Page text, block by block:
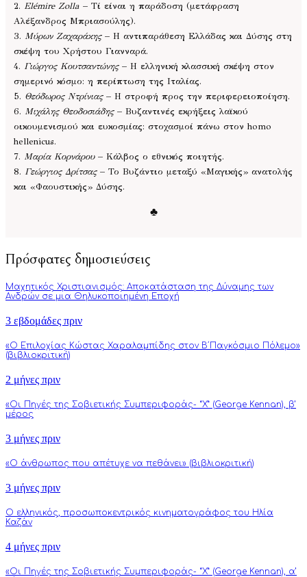
2. Elémire Zolla – Τί είναι η παράδοση (μετάφραση
Αλέξανδρος Μπριασούλης).
3. Μύρων Ζαχαράκης– Η αντιπαράθεση Ελλάδας και Δύσης στη
σκέψη του Χρήστου Γιανναρά.
4. Γιώργος Κουτσαντώνης– Η ελληνική κλασσική σκέψη στον
σημερινό κόσμο: η περίπτωση της Ιταλίας.
5. Θεόδωρος Ντρίνιας– Η στροφή προς την περιφερειοποίηση.
6. Μιχάλης Θεοδοσιάδης– Βυζαντινές εκρήξεις λαϊκού
οικουμενισμού και ευκοσμίας: στοχασμοί πάνω στον homo
hellenicus.
7. Μαρία Κορνάρου– Κάλβος ο εθνικός ποιητής.
8. Γεώργιος Δρίτσας– Το Βυζάντιο μεταξύ «Μαγικής» ανατολής
και «Φαουστικής» Δύσης.
♣
Πρόσφατες δημοσιεύσεις
Μαχητικός Χριστιανισμός: Αποκατάσταση της Δύναμης των
Ανδρών σε μια Θηλυκοποιημένη Εποχή
3 εβδομάδες πριν
«Ο Επιλοχίας Κώστας Χαραλαμπίδης στον Β΄Παγκόσμιο Πόλεμο»
(βιβλιοκριτική)
2 μήνες πριν
«Οι Πηγές της Σοβιετικής Συμπεριφοράς- “Χ” (George Kennan), β’
μέρος
3 μήνες πριν
«Ο άνθρωπος που απέτυχε να πεθάνει» (βιβλιοκριτική)
3 μήνες πριν
Ο ελληνικός, προσωποκεντρικός κινηματογράφος του Ηλία
Καζάν
4 μήνες πριν
«Οι Πηγές της Σοβιετικής Συμπεριφοράς- “Χ” (George Kennan), α’